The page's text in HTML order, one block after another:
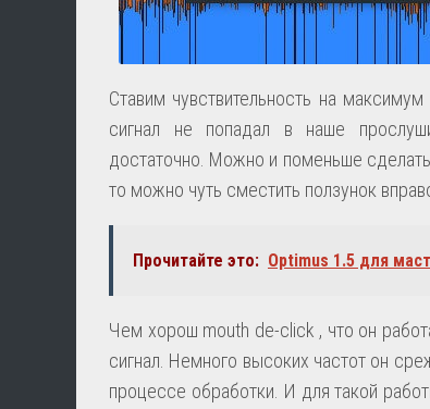
Ставим чувствительность на
сигнал не попадал в наше
достаточно. Можно и поменьше
то можно чуть сместить ползунок
Прочитайте это: Optimus 1.5 для
Чем хорош mouth de-click , что он
сигнал. Немного высоких частот он
процессе обработки. И для такой